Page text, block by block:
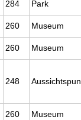
284
Park
260
Museum
260 Museum
248
260 Museum